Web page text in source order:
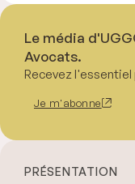
Le média
Avocats.
Recevez l'essentiel
Je m'abonne
PRÉSENTATION